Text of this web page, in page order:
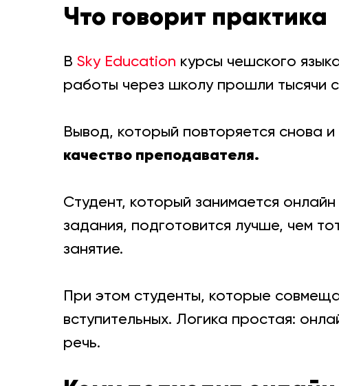
Что говорит практика
В Sky Education курсы чешского
работы через школу прошли тысячи
Вывод, который повторяется снова и
качество преподавателя.
Студент, который занимается
задания, подготовится лучше, чем
занятие.
При этом студенты, которые
вступительных. Логика простая:
речь.